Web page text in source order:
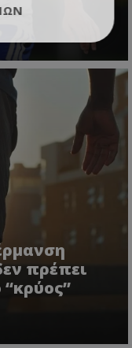
πρέπει
“κρύος”